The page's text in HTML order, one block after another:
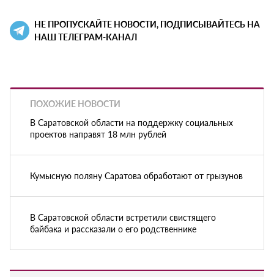
НЕ ПРОПУСКАЙТЕ НОВОСТИ, ПОДПИСЫВАЙТЕСЬ НА
НАШ ТЕЛЕГРАМ-КАНАЛ
ПОХОЖИЕ НОВОСТИ
В Саратовской области на поддержку социальных
проектов направят 18 млн рублей
Кумысную поляну Саратова обработают от грызунов
В Саратовской области встретили свистящего
байбака и рассказали о его родственнике